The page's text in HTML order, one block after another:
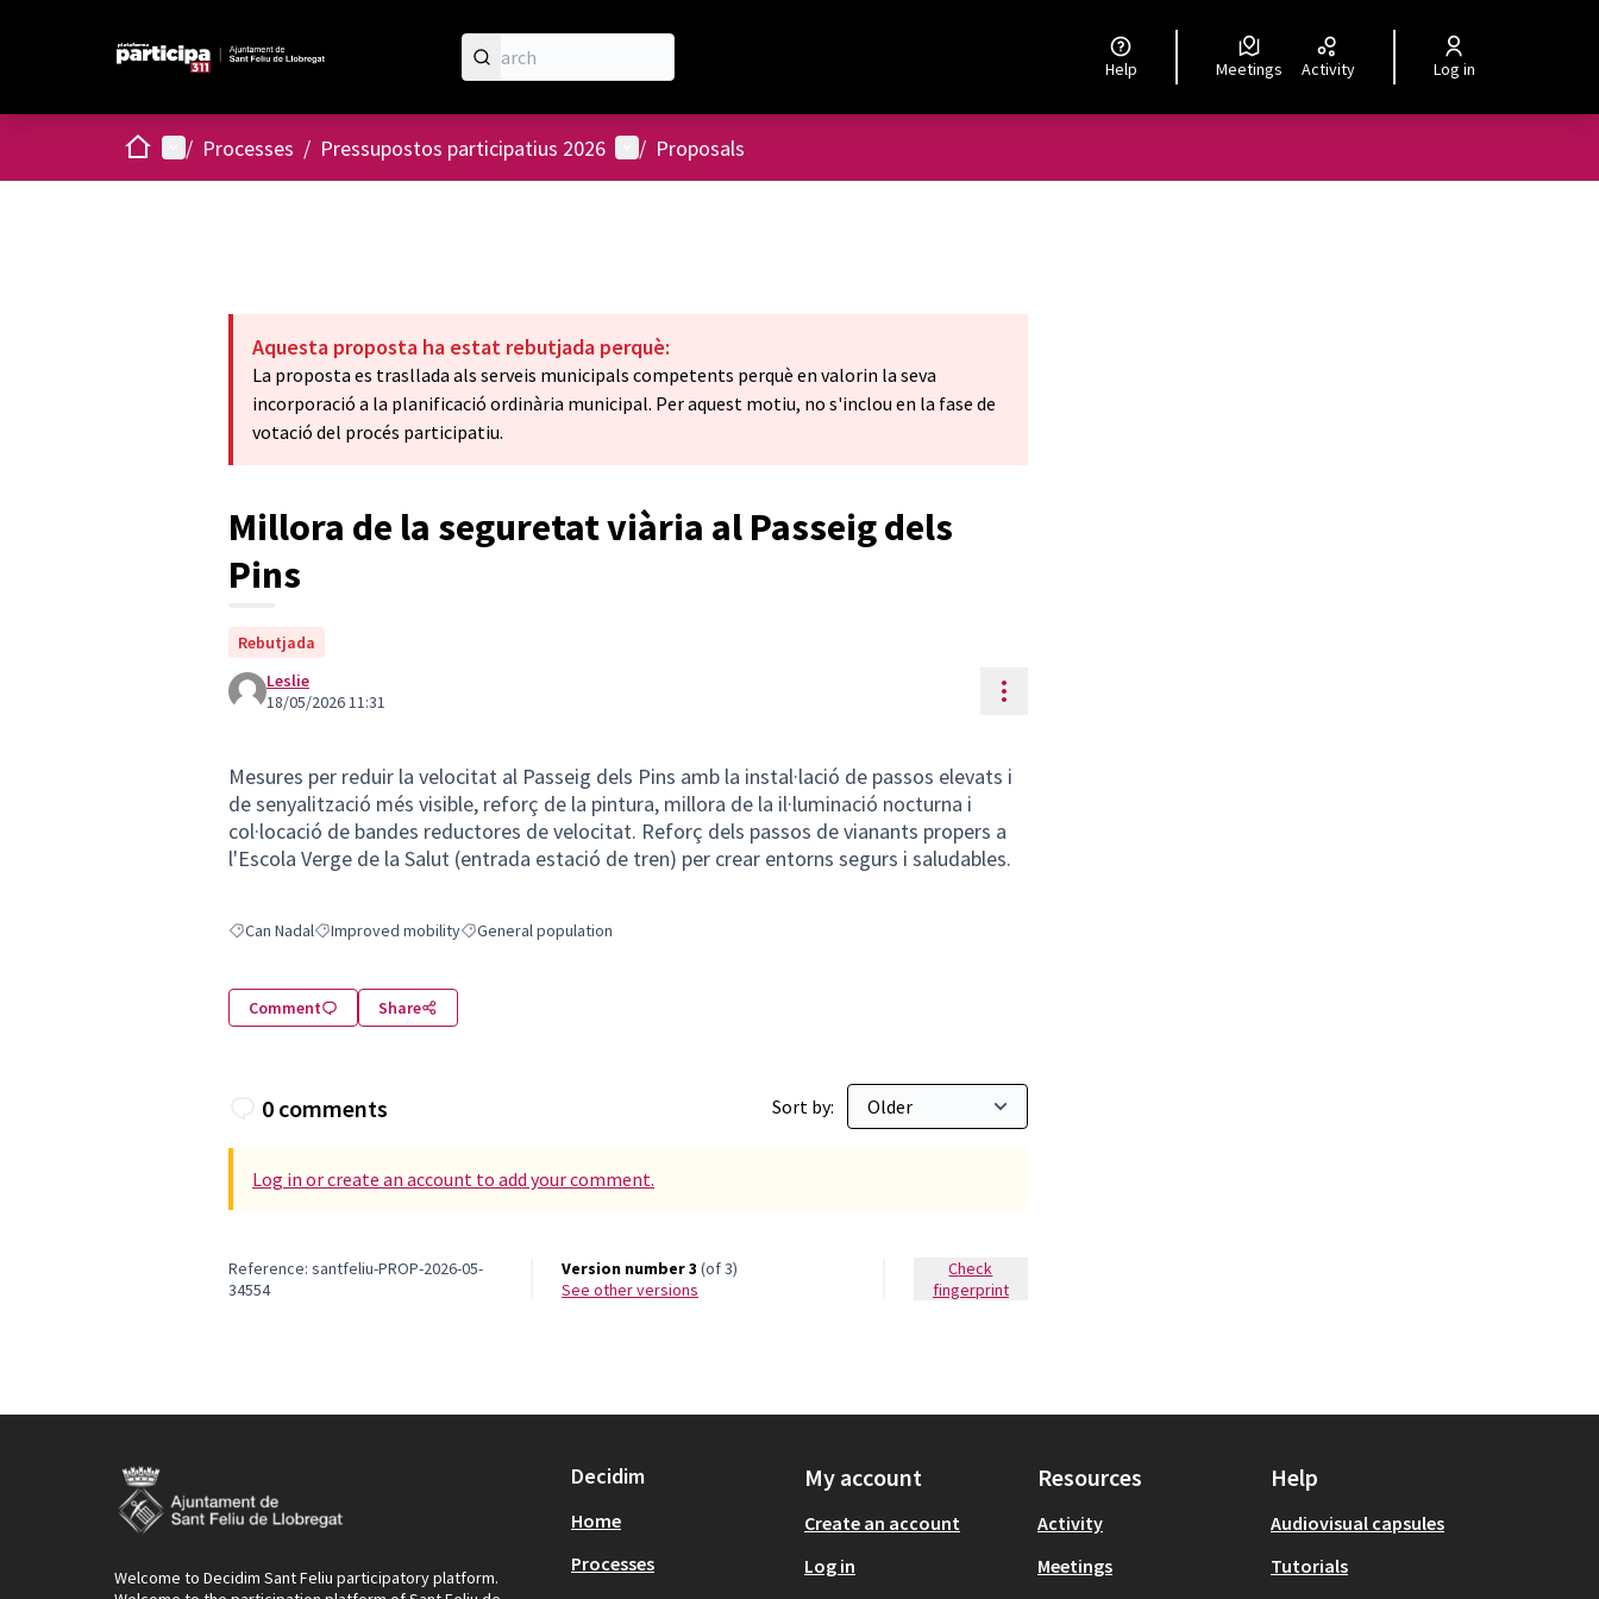
Help Meetings Activity Log in
HomeMain menu
/ Processes / Pressupostos participatius 2026 User menu
/ Proposals
Aquesta proposta ha estat rebutjada perquè:
La proposta es trasllada als serveis municipals competents perquè en valorin la seva
incorporació a la planificació ordinària municipal. Per aquest motiu, no s'inclou en la fase de
votació del procés participatiu.
Millora de la seguretat viària al Passeig dels
Pins
Rebutjada
Leslie
18/05/2026 11:31
Resource controls
Mesures per reduir la velocitat al Passeig dels Pins amb la instal·lació de passos elevats i
de senyalització més visible, reforç de la pintura, millora de la il·luminació nocturna i
col·locació de bandes reductores de velocitat. Reforç dels passos de vianants propers a
l'Escola Verge de la Salut (entrada estació de tren) per crear entorns segurs i saludables.
Filter results for: Can Nadal
Can NadalFilter results for: Improved mobility
Improved mobilityFilter results for: General population
General population
Comment Share
0 comments Sort by:
Log in or create an account to add your comment.
Reference: santfeliu-PROP-2026-05-
34554
Version number 3 (of 3)
see other versions
Check
fingerprint
Welcome to Decidim Sant Feliu participatory platform.
Decidim
Home
Processes
My account
Create an account
Log in
Resources
Activity
Meetings
Help
Audiovisual capsules
Tutorials